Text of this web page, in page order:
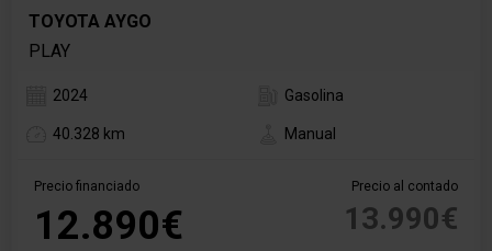
TOYOTA AYGO
PLAY
2024 Gasolina
40.328 km Manual
Precio financiado
12.890€
Precio al contado
13.990€